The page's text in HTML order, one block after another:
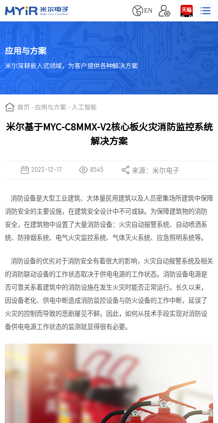

EN 
应用与方案
米尔深耕嵌入式领域，为客户提供各种解决方案
首页 - 应用与方案 - 人工智能
米尔基于MYC-C8MMX-V2核心板火灾消防监控系统
解决方案
2022-12-17 8545 来源：米尔电子
消防设备是大型工业建筑、大体量民用建筑以及人员密集场所建筑中保障
消防安全的主要设施，在建筑安全设计中不可或缺。为保障建筑物的消防
安全，在建筑物中设置了大量消防设备：火灾自动报警系统、自动喷洒系
统、防排烟系统、电气火灾监控系统、气体灭火系统、应急照明系统等。
消防设备的优劣对于消防安全有着很大的影响，火灾自动报警系统及相关
的消防联动设备的工作状态取决于供电电源的工作状态。消防设备电源是
否可靠关系着建筑中的消防设施在发生火灾时能否正常运行。长久以来，
因设备老化、供电中断造成消防监控设备与防火设备的工作中断，延误了
火灾的控制而导致的悲剧屡见不鲜。因此，如何从技术手段实现对消防设
备供电电源工作状态的监测就显得很有必要。